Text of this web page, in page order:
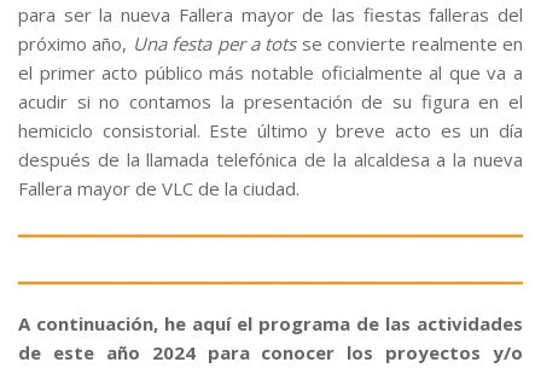
para ser la nueva Fallera mayor de las fiestas falleras del
próximo año, Una festa per a tots se convierte realmente en
el primer acto público más notable oficialmente al que va a
acudir si no contamos la presentación de su figura en el
hemiciclo consistorial. Este último y breve acto es un día
después de la llamada telefónica de la alcaldesa a la nueva
Fallera mayor de VLC de la ciudad.
A continuación, he aquí el programa de las actividades
de este año 2024 para conocer los proyectos y/o